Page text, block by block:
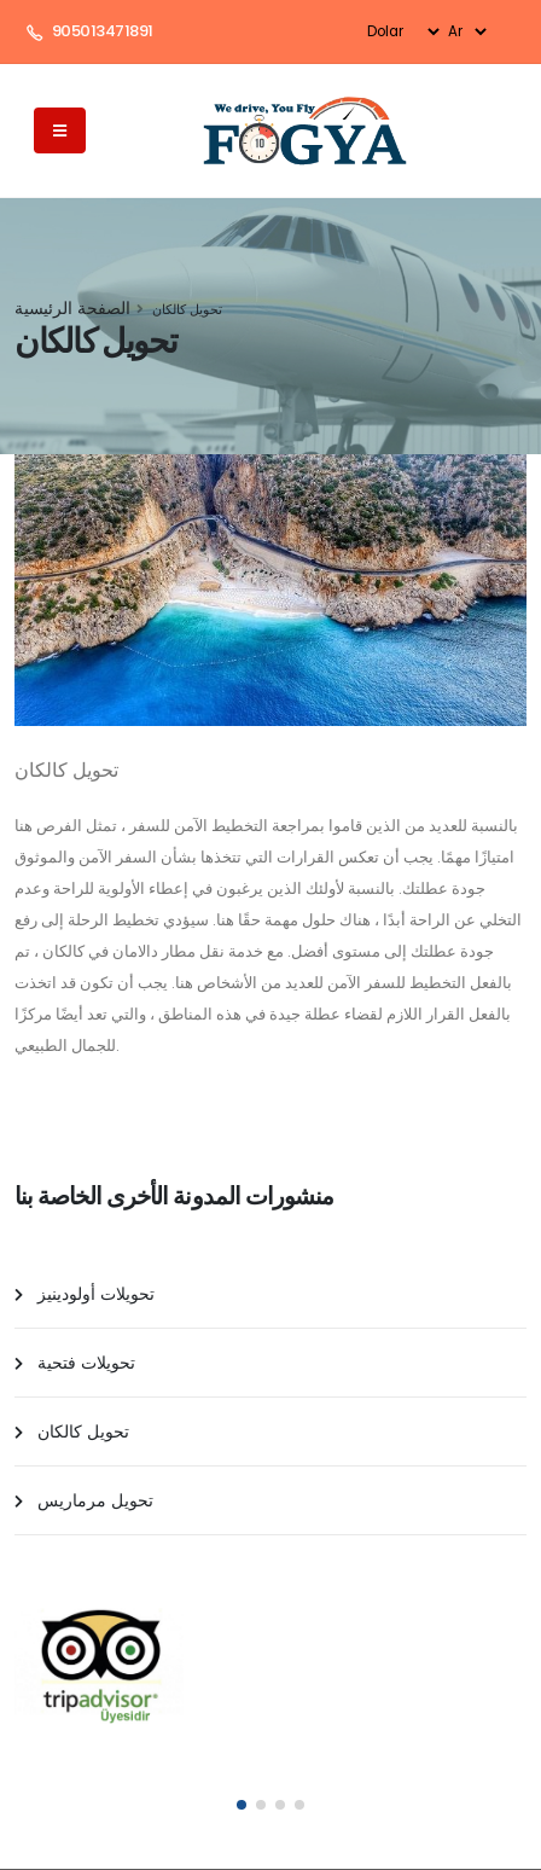
905013471891
تحويل كالكان
الصفحة الرئيسية تحويل كالكان
تحويل كالكان
بالنسبة للعديد من الذين قاموا بمراجعة التخطيط الآمن للسفر ، تمثل الفرص هنا
امتيازًا مهمًا. يجب أن تعكس القرارات التي تتخذها بشأن السفر الآمن والموثوق
جودة عطلتك. بالنسبة لأولئك الذين يرغبون في إعطاء الأولوية للراحة وعدم
التخلي عن الراحة أبدًا ، هناك حلول مهمة حقًا هنا. سيؤدي تخطيط الرحلة إلى رفع
جودة عطلتك إلى مستوى أفضل. مع خدمة نقل مطار دالامان في كالكان ، تم
بالفعل التخطيط للسفر الآمن للعديد من الأشخاص هنا. يجب أن تكون قد اتخذت
بالفعل القرار اللازم لقضاء عطلة جيدة في هذه المناطق ، والتي تعد أيضًا مركزًا
للجمال الطبيعي.
منشورات المدونة الأخرى الخاصة بنا
تحويلات أولودينيز
تحويلات فتحية
تحويل كالكان
تحويل مرماريس